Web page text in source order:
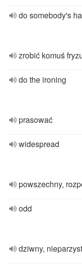
do somebody's
zrobić komuś
do the ironing
prasować
widespread
powszechny,
odd
dziwny,